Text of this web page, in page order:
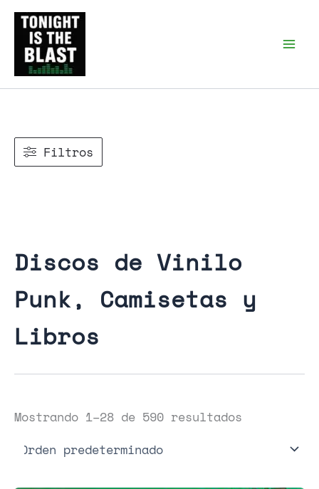
contenido
Filtros
Discos de Vinilo
Punk, Camisetas y
Libros
Mostrando 1–28 de 590 resultados